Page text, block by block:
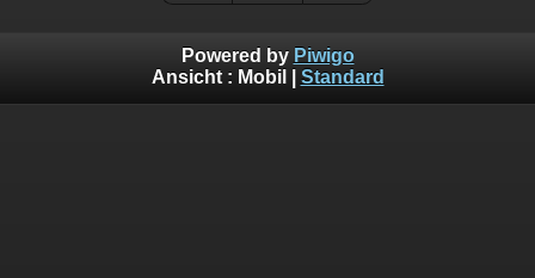
Powered by Piwigo
Ansicht : Mobil Standard